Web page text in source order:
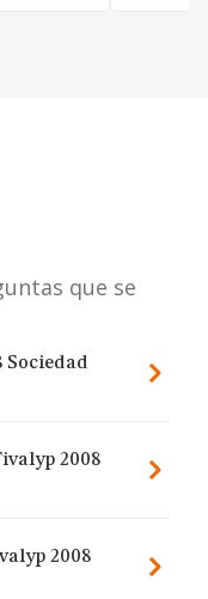
que se
Sociedad
2008
2008